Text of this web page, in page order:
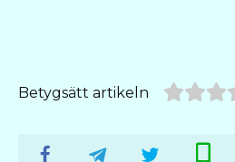
Betygsätt artikeln